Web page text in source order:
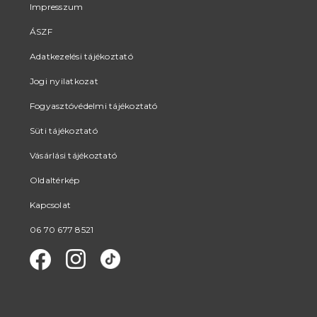
Impresszum
ÁSZF
Adatkezelési tájékoztató
Jogi nyilatkozat
Fogyasztóvédelmi tájékoztató
Süti tájékoztató
Vásárlási tájékoztató
Oldaltérkép
Kapcsolat
06 70 677 8521